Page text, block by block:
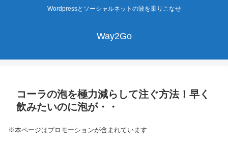
Wordpressとソーシャルネットの波を乗りこなせ
Way2Go
コーラの泡を極力減らして注ぐ方法！早く
飲みたいのに泡が・・
※本ページはプロモーションが含まれています